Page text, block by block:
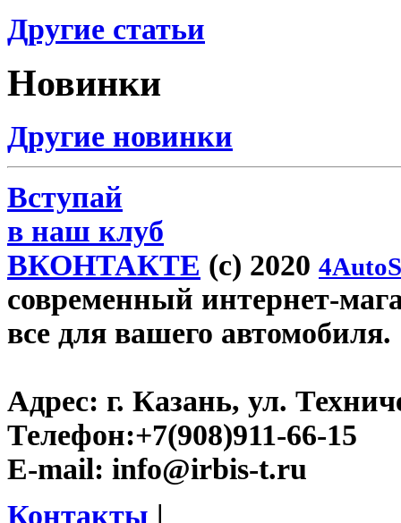
Другие статьи
Новинки
Другие новинки
Вступай
в наш клуб
ВКОНТАКТЕ (c) 2020
современный интернет-
все для вашего автомобиля.
Адрес: г. Казань, ул.
Телефон:+7(908)911-66-15
E-mail: info@irbis-t.ru
Контакты |